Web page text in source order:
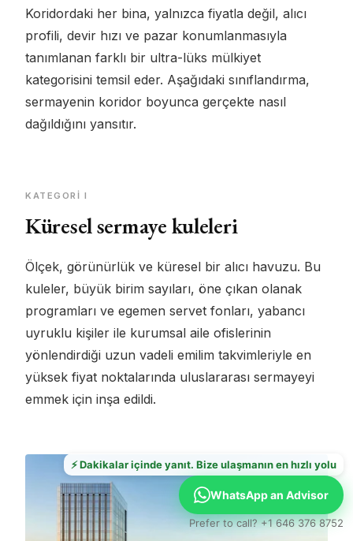
Koridordaki her bina, yalnızca fiyatla değil, alıcı
profili, devir hızı ve pazar konumlanmasıyla
tanımlanan farklı bir ultra-lüks mülkiyet
kategorisini temsil eder. Aşağıdaki sınıflandırma,
sermayenin koridor boyunca gerçekte nasıl
dağıldığını yansıtır.
KATEGORI I
Küresel sermaye kuleleri
Ölçek, görünürlük ve küresel bir alıcı havuzu. Bu
kuleler, büyük birim sayıları, öne çıkan olanak
programları ve egemen servet fonları, yabancı
uyruklu kişiler ile kurumsal aile ofislerinin
yönlendirdiği uzun vadeli emilim takvimleriyle en
yüksek fiyat noktalarında uluslararası sermayeyi
emmek için inşa edildi.
⚡ Dakikalar içinde yanıt. Bize ulaşmanın en hızlı yolu
WhatsApp an Advisor
Prefer to call? +1 646 376 8752